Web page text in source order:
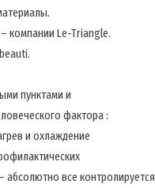
компании Le-Triangle.
пунктами и
фактора :
и охлаждение
все контролируется